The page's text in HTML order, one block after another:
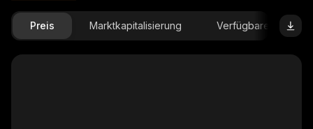
Preis Marktkapitalisierung Verfügbare Menge